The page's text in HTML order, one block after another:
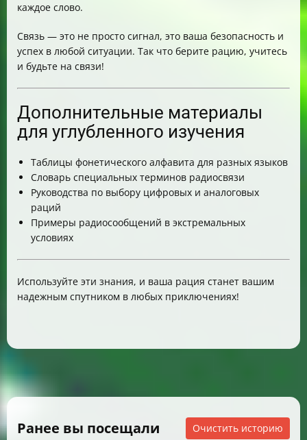
каждое слово.
Связь — это не просто сигнал, это ваша безопасность и
успех в любой ситуации. Так что берите рацию, учитесь
и будьте на связи!
Дополнительные материалы
для углубленного изучения
Таблицы фонетического алфавита для разных языков
Словарь специальных терминов радиосвязи
Руководства по выбору цифровых и аналоговых
раций
Примеры радиосообщений в экстремальных
условиях
Используйте эти знания, и ваша рация станет вашим
надежным спутником в любых приключениях!
Ранее вы посещали Очистить историю